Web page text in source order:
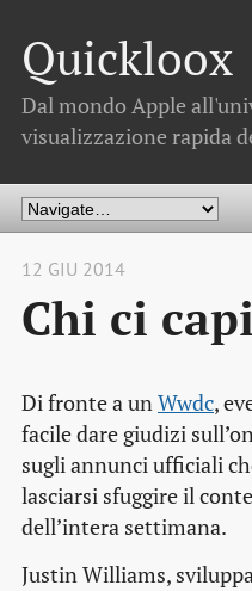
Quickloox
Dal mondo Apple
visualizzazione rapida
12 GIU 2014
Chi ci
Di fronte a unWwdc,
facile dare giudizi
sugli annunci ufficiali
lasciarsi sfuggire il
dell’intera settimana.
Justin Williams,